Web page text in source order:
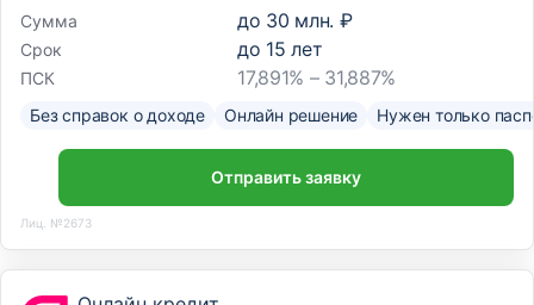
Сумма
до 30 млн. ₽
Срок до 15 лет
ПСК 17,891% – 31,887%
Без справок о доходе Онлайн решение Нужен только
Отправить заявку
Лиц. №2673